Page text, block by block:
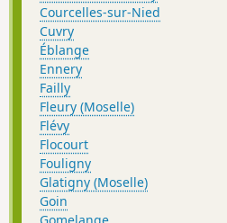
Courcelles-sur-Nied
Cuvry
Éblange
Ennery
Failly
Fleury (Moselle)
Flévy
Flocourt
Fouligny
Glatigny (Moselle)
Goin